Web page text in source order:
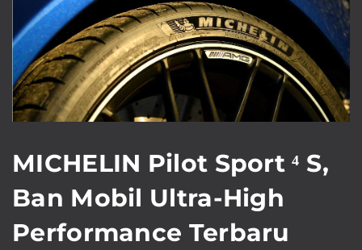
MICHELIN Pilot Sport ⁴ S,
Ban Mobil Ultra-High
Performance Terbaru